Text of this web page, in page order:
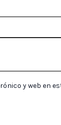
y web en